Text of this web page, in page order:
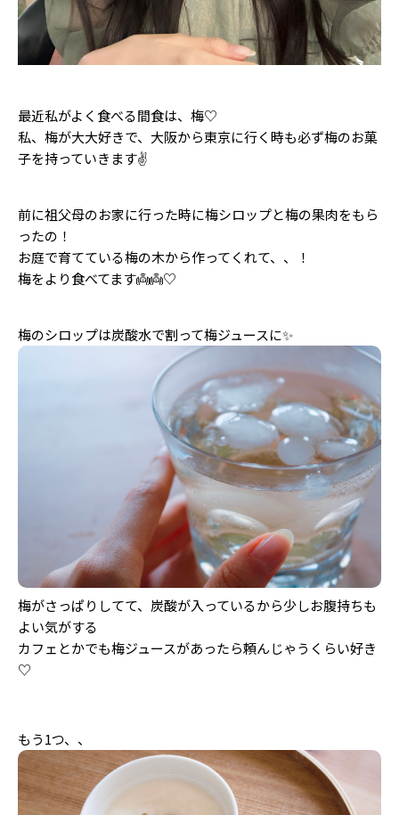
最近私がよく食べる間食は、梅♡
私、梅が大大好きで、大阪から東京に行く時も必ず梅のお菓
子を持っていきます✌️
前に祖父母のお家に行った時に梅シロップと梅の果肉をもら
ったの！
お庭で育てている梅の木から作ってくれて、、！
梅をより食べてます👼👼♡
梅のシロップは炭酸水で割って梅ジュースに✨
梅がさっぱりしてて、炭酸が入っているから少しお腹持ちも
よい気がする
カフェとかでも梅ジュースがあったら頼んじゃうくらい好き
♡
もう1つ、、